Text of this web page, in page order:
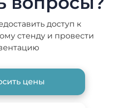
доступ к
стенду и провести
цены